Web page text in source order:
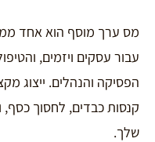
מס ערך מוסף הוא אחד
עבור עסקים ויזמים,
הפסיקה והנהלים. ייצוג
קנסות כבדים, לחסוך כסף,
שלך.